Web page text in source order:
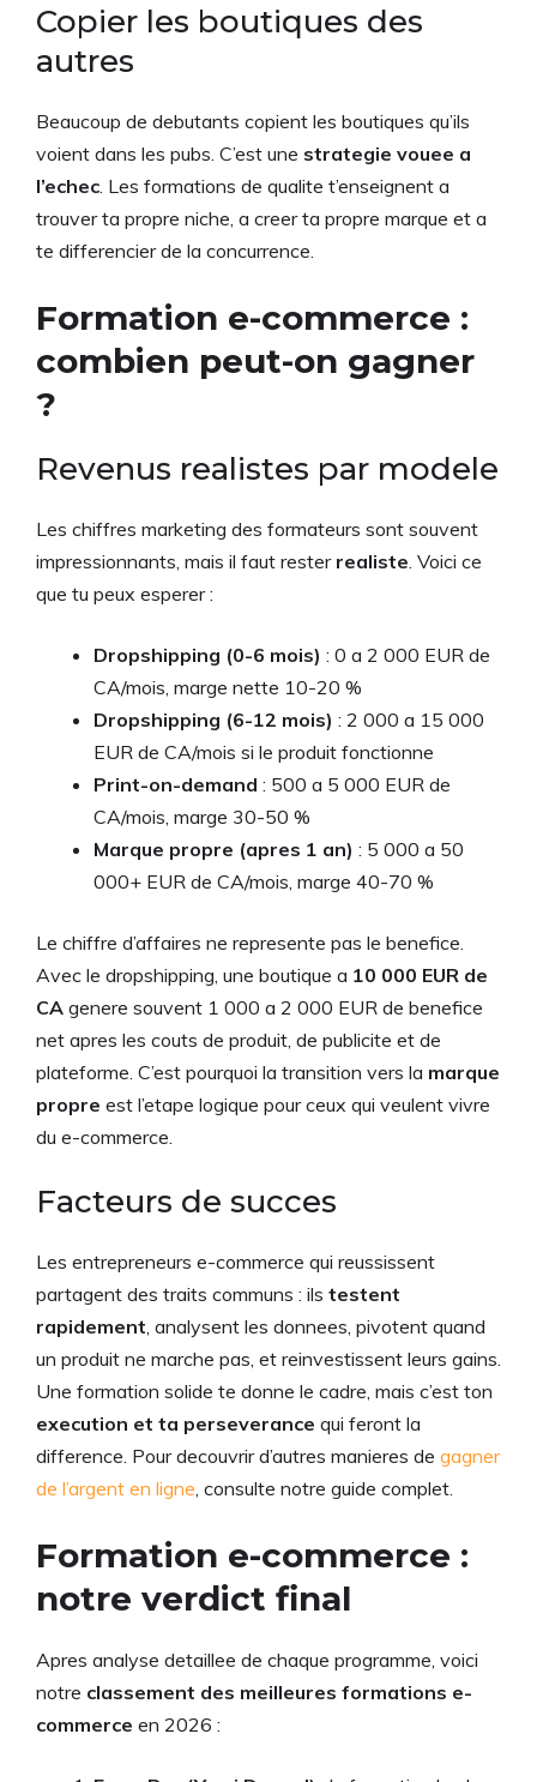
Copier les boutiques des
autres
Beaucoup de debutants copient les boutiques qu’ils
voient dans les pubs. C’est une strategie vouee a
l’echec . Les formations de qualite t’enseignent a
trouver ta propre niche, a creer ta propre marque et a
te differencier de la concurrence.
Formation e-commerce :
combien peut-on gagner
?
Revenus realistes par modele
Les chiffres marketing des formateurs sont souvent
impressionnants, mais il faut rester realiste . Voici ce
que tu peux esperer :
Dropshipping (0-6 mois) : 0 a 2 000 EUR de
CA/mois, marge nette 10-20 %
Dropshipping (6-12 mois) : 2 000 a 15 000
EUR de CA/mois si le produit fonctionne
Print-on-demand : 500 a 5 000 EUR de
CA/mois, marge 30-50 %
Marque propre (apres 1 an) : 5 000 a 50
000+ EUR de CA/mois, marge 40-70 %
Le chiffre d’affaires ne represente pas le benefice.
Avec le dropshipping, une boutique a 10 000 EUR de
CA genere souvent 1 000 a 2 000 EUR de benefice
net apres les couts de produit, de publicite et de
plateforme. C’est pourquoi la transition vers la marque
propre est l’etape logique pour ceux qui veulent vivre
du e-commerce.
Facteurs de succes
Les entrepreneurs e-commerce qui reussissent
partagent des traits communs : ils testent
rapidement , analysent les donnees, pivotent quand
un produit ne marche pas, et reinvestissent leurs gains.
Une formation solide te donne le cadre, mais c’est ton
execution et ta perseverance qui feront la
difference. Pour decouvrir d’autres manieres de gagner
de l’argent en ligne , consulte notre guide complet.
Formation e-commerce :
notre verdict final
Apres analyse detaillee de chaque programme, voici
notre classement des meilleures formations e-
commerce en 2026 :